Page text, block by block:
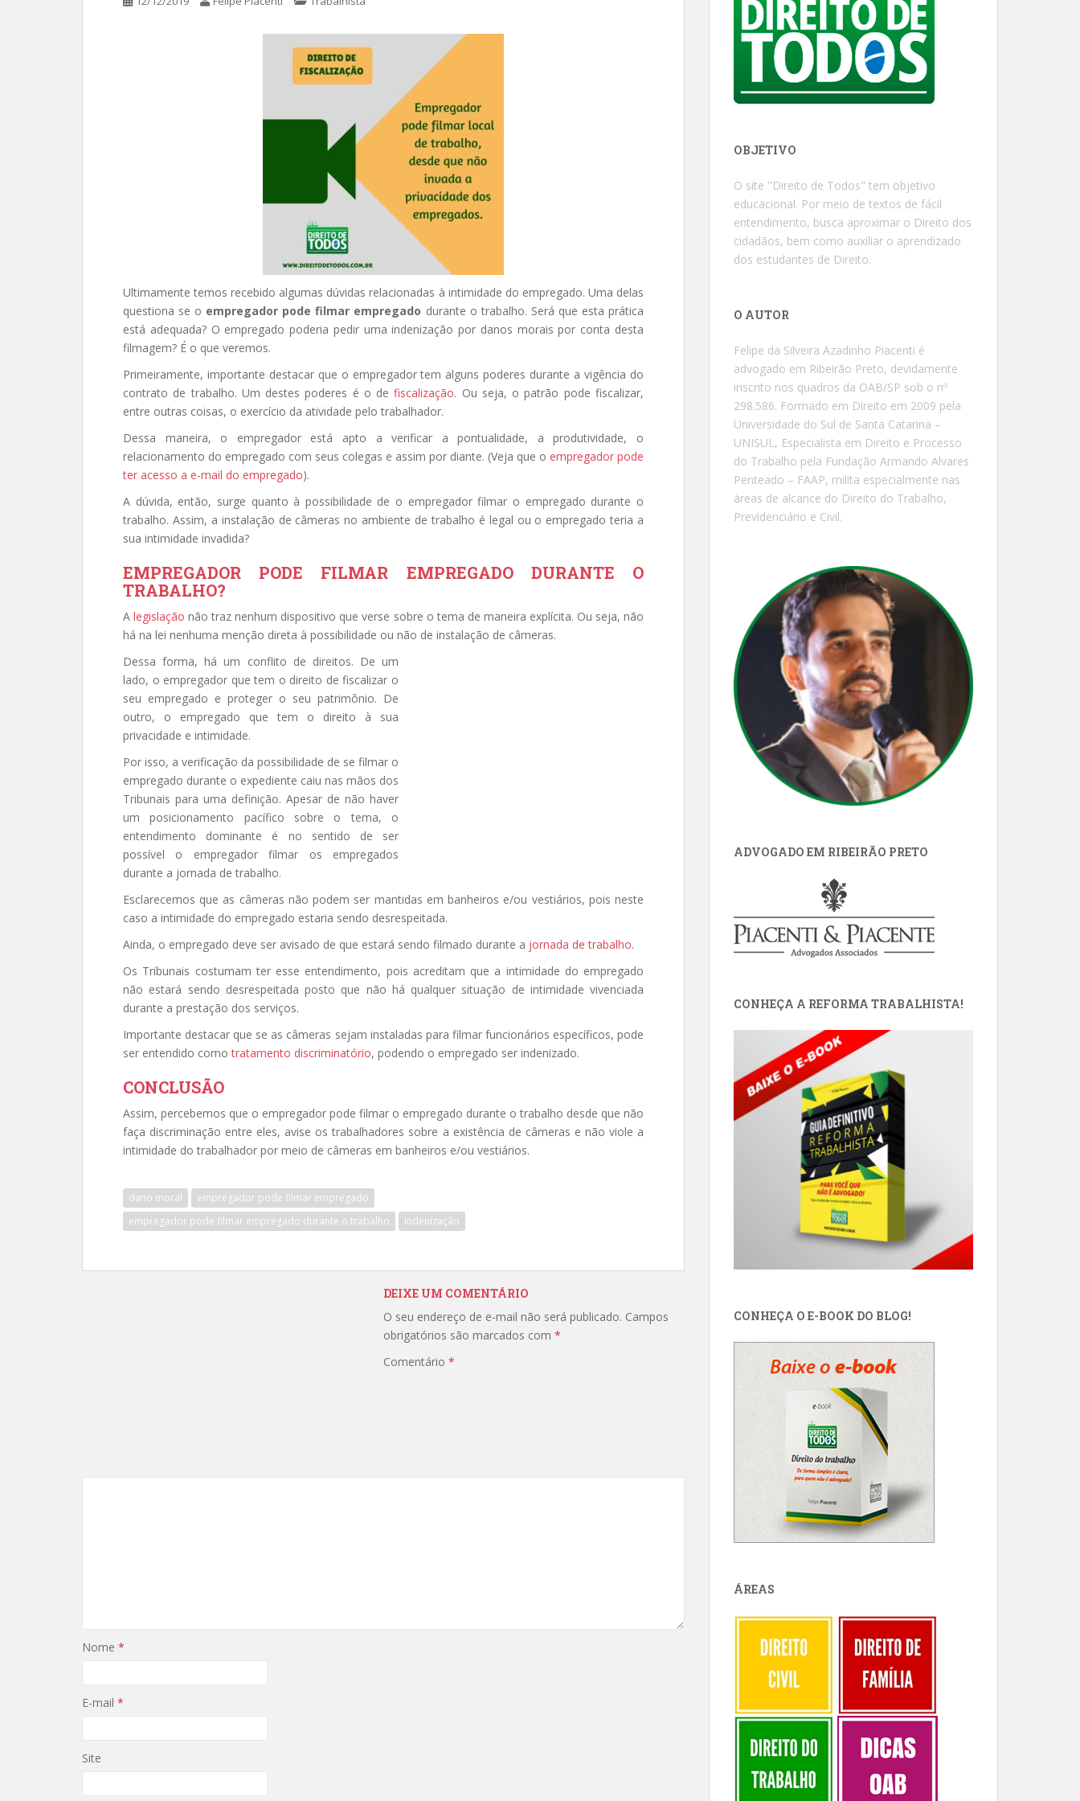
Ultimamente temos recebido algumas dúvidas relacionadas à intimidade do empregado. Uma delas
questiona se o empregador pode filmar empregado durante o trabalho. Será que esta prática
está adequada? O empregado poderia pedir uma indenização por danos morais por conta desta
filmagem? É o que veremos.
Primeiramente, importante destacar que o empregador tem alguns poderes durante a vigência do
contrato de trabalho. Um destes poderes é o defiscalização. Ou seja, o patrão pode fiscalizar,
entre outras coisas, o exercício da atividade pelo trabalhador.
Dessa maneira, o empregador está apto a verificar a pontualidade, a produtividade, o
relacionamento do empregado com seus colegas e assim por diante. (Veja que o empregador pode
ter acesso a e-mail do empregado).
A dúvida, então, surge quanto à possibilidade de o empregador filmar o empregado durante o
trabalho. Assim, a instalação de câmeras no ambiente de trabalho é legal ou o empregado teria a
sua intimidade invadida?
EMPREGADOR PODE FILMAR EMPREGADO DURANTE O
TRABALHO?
Alegislação não traz nenhum dispositivo que verse sobre o tema de maneira explícita. Ou seja, não
há na lei nenhuma menção direta à possibilidade ou não de instalação de câmeras.
Dessa forma, há um conflito de direitos. De um
lado, o empregador que tem o direito de fiscalizar o
seu empregado e proteger o seu patrimônio. De
outro, o empregado que tem o direito à sua
privacidade e intimidade.
Por isso, a verificação da possibilidade de se filmar o
empregado durante o expediente caiu nas mãos dos
Tribunais para uma definição. Apesar de não haver
um posicionamento pacífico sobre o tema, o
entendimento dominante é no sentido de ser
possível o empregador filmar os empregados
durante a jornada de trabalho.
Esclarecemos que as câmeras não podem ser mantidas em banheiros e/ou vestiários, pois neste
caso a intimidade do empregado estaria sendo desrespeitada.
Ainda, o empregado deve ser avisado de que estará sendo filmado durante a jornada de trabalho.
Os Tribunais costumam ter esse entendimento, pois acreditam que a intimidade do empregado
não estará sendo desrespeitada posto que não há qualquer situação de intimidade vivenciada
durante a prestação dos serviços.
Importante destacar que se as câmeras sejam instaladas para filmar funcionários específicos, pode
ser entendido comotratamento discriminatório, podendo o empregado ser indenizado.
CONCLUSÃO
Assim, percebemos que o empregador pode filmar o empregado durante o trabalho desde que não
faça discriminação entre eles, avise os trabalhadores sobre a existência de câmeras e não viole a
intimidade do trabalhador por meio de câmeras em banheiros e/ou vestiários.
dano moral
empregador pode filmar empregado
empregador pode filmar empregado durante o trabalho
indenização
DEIXE UM COMENTÁRIO
O seu endereço de e-mail não será publicado. Campos
obrigatórios são marcados com *
Comentário *
Nome *
E-mail *
Site
OBJETIVO
O site "Direito de Todos" tem objetivo
educacional. Por meio de textos de fácil
entendimento, busca aproximar o Direito dos
cidadãos, bem como auxiliar o aprendizado
dos estudantes de Direito.
O AUTOR
Felipe da Silveira Azadinho Piacenti é
advogado em Ribeirão Preto, devidamente
inscrito nos quadros da OAB/SP sob o nº
298.586. Formado em Direito em 2009 pela
Universidade do Sul de Santa Catarina –
UNISUL, Especialista em Direito e Processo
do Trabalho pela Fundação Armando Alvares
Penteado – FAAP, milita especialmente nas
áreas de alcance do Direito do Trabalho,
Previdenciário e Civil.
ADVOGADO EM RIBEIRÃO PRETO
CONHEÇA A REFORMA TRABALHISTA!
CONHEÇA O E-BOOK DO BLOG!
ÁREAS